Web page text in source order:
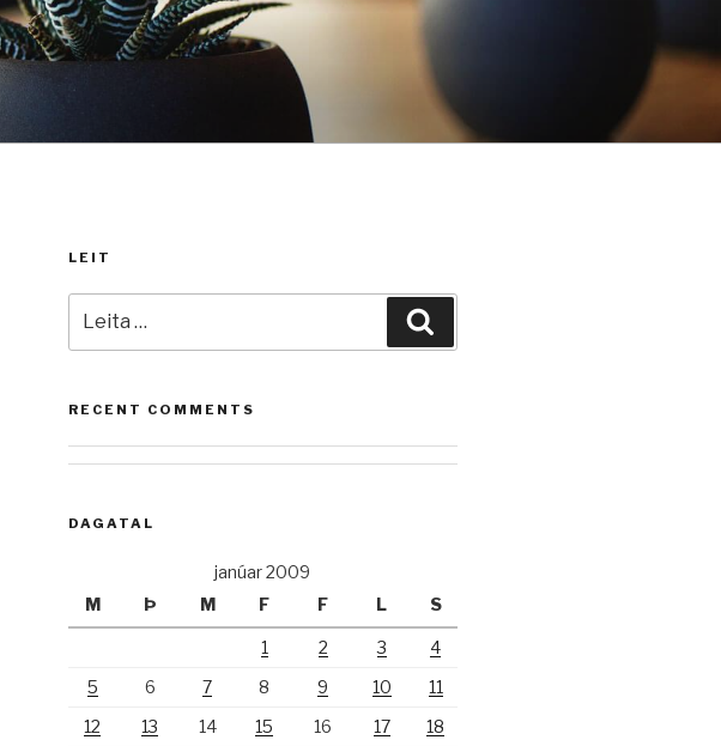
LEIT
að:
RECENT COMMENTS
DAGATAL
janúar 2009
M
Þ M F F L S
1 2 3
4
5
6 7 8 9 10
11
12
13 14 15 16 17
18